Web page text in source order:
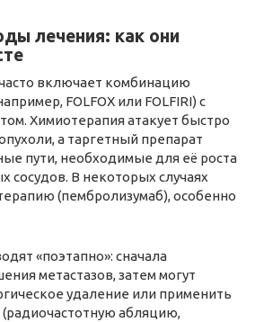
лечения: как они
включает комбинацию
FOLFOX или FOLFIRI) с
Химиотерапия атакует быстро
а таргетный препарат
пути, необходимые для её роста
сосудов. В некоторых случаях
(пембролизумаб), особенно
«поэтапно»: сначала
метастазов, затем могут
удаление или применить
абляцию,